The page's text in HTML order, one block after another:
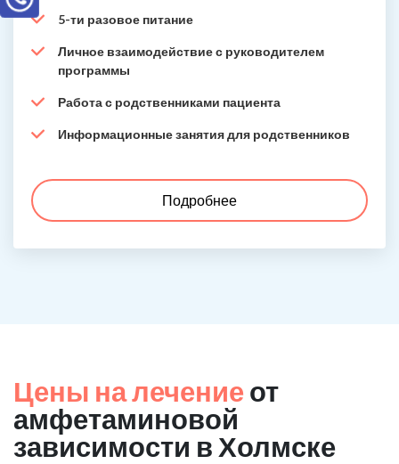
5-ти разовое питание
Личное взаимодействие с руководителем
программы
Работа с родственниками пациента
Информационные занятия для родственников
Подробнее
Цены на лечение от
амфетаминовой
зависимости в Холмске